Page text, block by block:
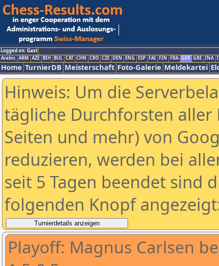
Logged on: Gast
Arabic ARM AZE BIH BUL CAT CHN CRO CZE DEN ENG ESP FAI FIN FRA GER GRE INA
Home TurnierDB Meisterschaft Foto-Galerie Meldekartei
Hinweis: Um die
tägliche Durchforsten aller
Seiten und mehr) von
reduzieren, werden bei
seit 5 Tagen beendet sind
folgenden Knopf
Playoff: Magnus Carlsen